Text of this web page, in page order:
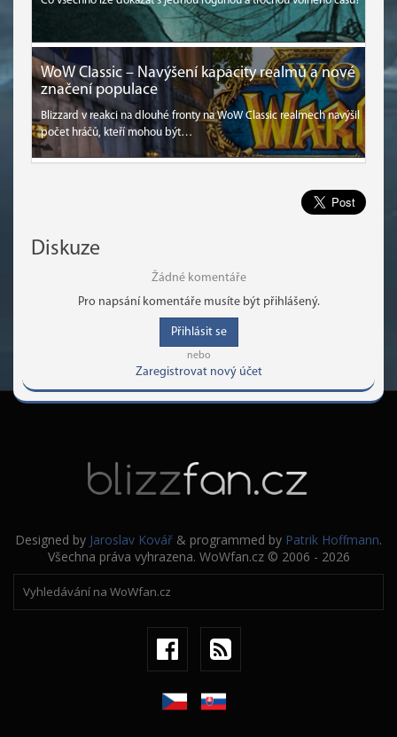
WoW Classic – Navýšení kapacity realmů a nové
značení populace
Blizzard v reakci na dlouhé fronty na WoW Classic realmech navýšil
počet hráčů, kteří mohou být…
Diskuze
Žádné komentáře
Pro napsání komentáře musíte být přihlášený.
Přihlásit se
nebo
Zaregistrovat nový účet
Designed by Jaroslav Kovář & programmed by Patrik Hoffmann.
Všechna práva vyhrazena. WoWfan.cz © 2006 - 2026